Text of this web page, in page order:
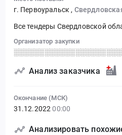
г. Первоуральск ,
Все тендеры Свердловской
Организатор закупки
Анализ заказчика
Окончание (МСК)
31.12.2022 00:00
Анализировать